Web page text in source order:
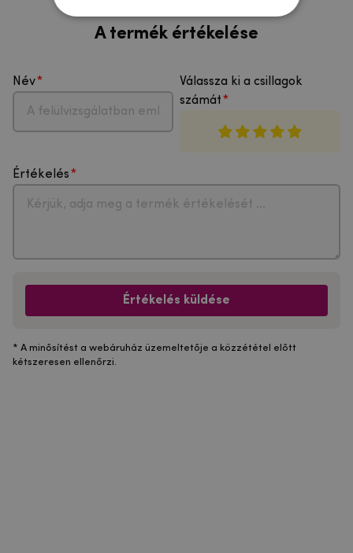
A termék értékelése
Név
Válassza ki a csillagok
számát
Értékelés
Értékelés küldése
* A minősítést a webáruház üzemeltetője a közzététel előtt
kétszeresen ellenőrzi.